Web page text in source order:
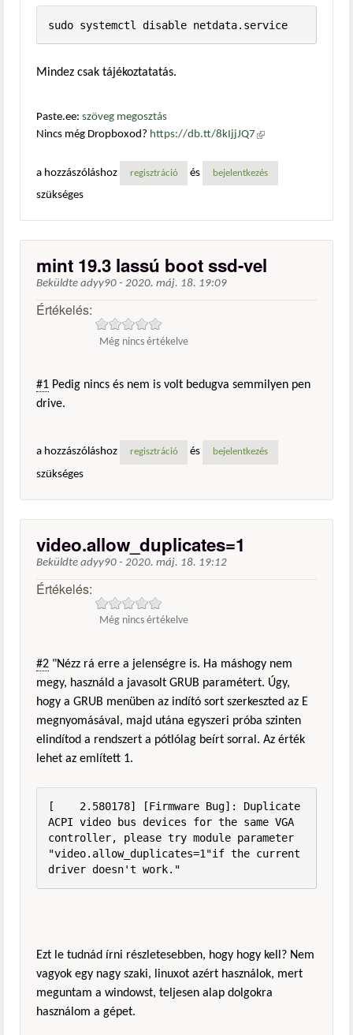
sudo systemctl disable netdata.service
Mindez csak tájékoztatatás.
Paste.ee: szöveg megosztás
Nincs még Dropboxod? https://db.tt/8kIjjJQ7 (külső
a hozzászóláshoz
regisztráció és bejelentkezés
szükséges
mint 19.3 lassú boot ssd-vel
Beküldte adyy90 - 2020. máj. 18. 19:09
Értékelés:
Még nincs értékelve
#1 Pedig nincs és nem is volt bedugva semmilyen pen
drive.
a hozzászóláshoz regisztráció és bejelentkezés
szükséges
video.allow_duplicates=1
Beküldte adyy90 - 2020. máj. 18. 19:12
Értékelés:
Még nincs értékelve
#2 "Nézz rá erre a jelenségre is. Ha máshogy nem
megy, használd a javasolt GRUB paramétert. Úgy,
hogy a GRUB menüben az indító sort szerkeszted az E
megnyomásával, majd utána egyszeri próba szinten
elindítod a rendszert a pótlólag beírt sorral. Az érték
lehet az említett 1.
[    2.580178] [Firmware Bug]: Duplicate
ACPI video bus devices for the same VGA
controller, please try module parameter
"video.allow_duplicates=1"if the current
driver doesn't work."
Ezt le tudnád írni részletesebben, hogy hogy kell? Nem
vagyok egy nagy szaki, linuxot azért használok, mert
meguntam a windowst, teljesen alap dolgokra
használom a gépet.